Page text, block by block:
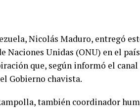
Nicolás Maduro, entregó
Naciones Unidas (ONU) en el
que, según informó el
Gobierno chavista.
también coordinador